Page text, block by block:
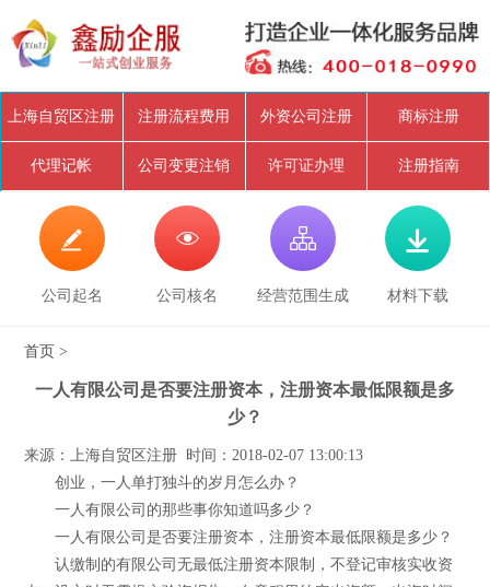
上海自贸区注册 注册流程费用 外资公司注册 商标注册
代理记帐 公司变更注销 许可证办理 注册指南

公司起名

公司核名

经营范围生成

材料下载
首页 >
一人有限公司是否要注册资本，注册资本最低限额是多
少？
来源：上海自贸区注册 时间：2018-02-07 13:00:13
创业，一人单打独斗的岁月怎么办？
一人有限公司的那些事你知道吗多少？
一人有限公司是否要注册资本，注册资本最低限额是多少？
认缴制的有限公司无最低注册资本限制，不登记审核实收资